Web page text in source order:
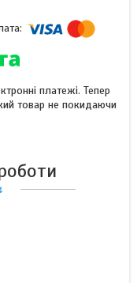
платежі. Тепер
товар не покидаючи